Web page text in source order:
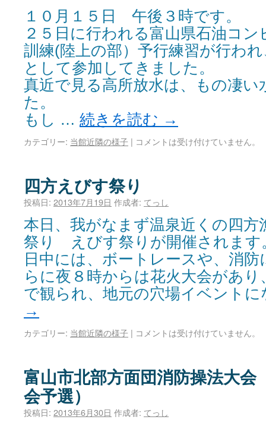
１０月１５日 午後３時です。
２５日に行われる富山県石油コ
訓練(陸上の部）予行練習が行わ
として参加してきました。
真近で見る高所放水は、もの凄い
た。
もし … 続きを読む →
カテゴリー: 当館近隣の様子 | コメントは受け付けていません。
四方えびす祭り
投稿日: 2013年7月19日 作成者: てっし
本日、我がなまず温泉近くの四方
祭り えびす祭りが開催されます
日中には、ボートレースや、消
らに夜８時からは花火大会があ
で観られ、地元の穴場イベント
→
カテゴリー: 当館近隣の様子 | コメントは受け付けていません。
富山市北部方面団消防操法大
会予選）
投稿日: 2013年6月30日 作成者: てっし